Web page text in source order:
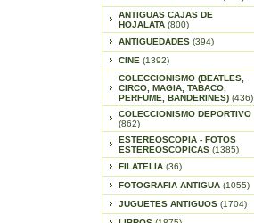
ANTIGUAS CAJAS DE
HOJALATA (800)
ANTIGUEDADES (394)
CINE (1392)
COLECCIONISMO (BEATLES,
CIRCO, MAGIA, TABACO,
PERFUME, BANDERINES) (436)
COLECCIONISMO DEPORTIVO
(862)
ESTEREOSCOPIA - FOTOS
ESTEREOSCOPICAS (1385)
FILATELIA (36)
FOTOGRAFIA ANTIGUA (1055)
JUGUETES ANTIGUOS (1704)